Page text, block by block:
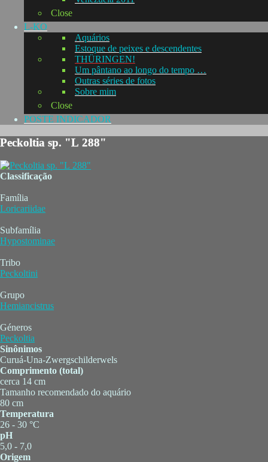
Close
L-KO
Aquários
Estoque de peixes e descendentes
THÜRINGEN!
Um pântano ao longo do tempo …
Outras séries de fotos
Sobre mim
Close
POSTE INDICADOR
Peckoltia sp. "L 288"
Classificação
Família
Loricariidae
Subfamília
Hypostominae
Tribo
Peckoltini
Grupo
Hemiancistrus
Géneros
Peckoltia
Sinônimos
Curuá-Una-Zwergschilderwels
Comprimento (total)
cerca 14 cm
Tamanho recomendado do aquário
80 cm
Temperatura
26 - 30 °C
pH
5,0 - 7,0
Origem